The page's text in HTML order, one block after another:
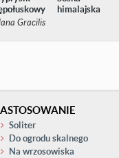
Gracilis
himalajska
Soliter
Do ogrodu skalnego
Na wrzosowiska